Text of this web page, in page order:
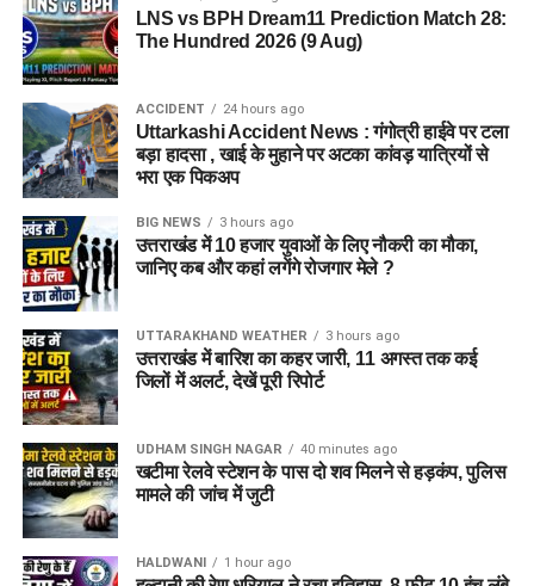
LNS vs BPH Dream11 Prediction Match 28:
The Hundred 2026 (9 Aug)
ACCIDENT 24 hours ago
Uttarkashi Accident News : गंगोत्री हाईवे पर टला
बड़ा हादसा , खाई के मुहाने पर अटका कांवड़ यात्रियों से
भरा एक पिकअप
BIG NEWS 3 hours ago
उत्तराखंड में 10 हजार युवाओं के लिए नौकरी का मौका,
जानिए कब और कहां लगेंगे रोजगार मेले ?
UTTARAKHAND WEATHER 3 hours ago
उत्तराखंड में बारिश का कहर जारी, 11 अगस्त तक कई
जिलों में अलर्ट, देखें पूरी रिपोर्ट
UDHAM SINGH NAGAR 40 minutes ago
खटीमा रेलवे स्टेशन के पास दो शव मिलने से हड़कंप, पुलिस
मामले की जांच में जुटी
HALDWANI 1 hour ago